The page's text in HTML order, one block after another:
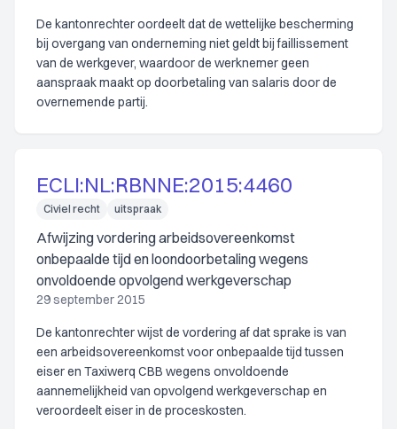
De kantonrechter oordeelt dat de wettelijke bescherming
bij overgang van onderneming niet geldt bij faillissement
van de werkgever, waardoor de werknemer geen
aanspraak maakt op doorbetaling van salaris door de
overnemende partij.
ECLI:NL:RBNNE:2015:4460
Civiel recht uitspraak
Afwijzing vordering arbeidsovereenkomst
onbepaalde tijd en loondoorbetaling wegens
onvoldoende opvolgend werkgeverschap
29 september 2015
De kantonrechter wijst de vordering af dat sprake is van
een arbeidsovereenkomst voor onbepaalde tijd tussen
eiser en Taxiwerq CBB wegens onvoldoende
aannemelijkheid van opvolgend werkgeverschap en
veroordeelt eiser in de proceskosten.